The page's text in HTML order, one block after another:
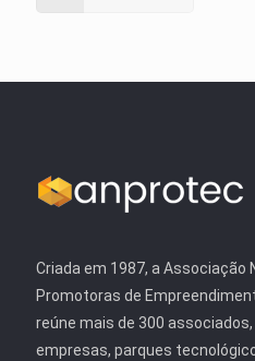
Criada em 1987, a Associação
Promotoras de
reúne mais de 300
empresas, parques